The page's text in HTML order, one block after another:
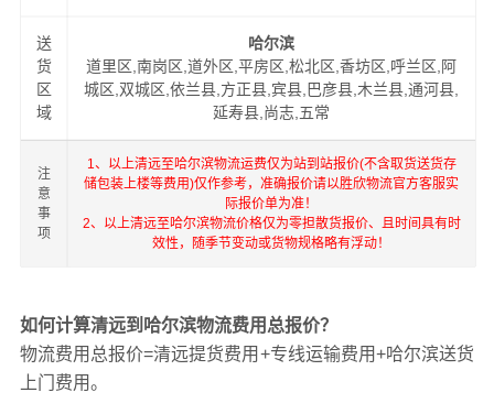
送
货
区
域
哈尔滨
道里区,南岗区,道外区,平房区,松北区,香坊区,呼兰区,阿
城区,双城区,依兰县,方正县,宾县,巴彦县,木兰县,通河县,
延寿县,尚志,五常
注
意
事
项
1、以上清远至哈尔滨物流运费仅为站到站报价(不含取货送货存
储包装上楼等费用)仅作参考，准确报价请以胜欣物流官方客服实
际报价单为准！
2、以上清远至哈尔滨物流价格仅为零担散货报价、且时间具有时
效性，随季节变动或货物规格略有浮动！
如何计算清远到哈尔滨物流费用总报价？
物流费用总报价=清远提货费用+专线运输费用+哈尔滨送货
上门费用。